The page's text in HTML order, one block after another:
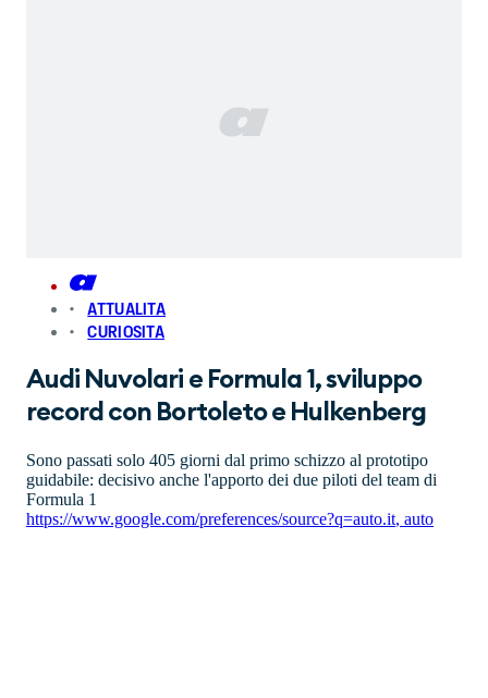
ATTUALITA
CURIOSITA
Audi Nuvolari e Formula 1, sviluppo
record con Bortoleto e Hulkenberg
Sono passati solo 405 giorni dal primo schizzo al prototipo
guidabile: decisivo anche l'apporto dei due piloti del team di
Formula 1
https://www.google.com/preferences/source?q=auto.it, auto